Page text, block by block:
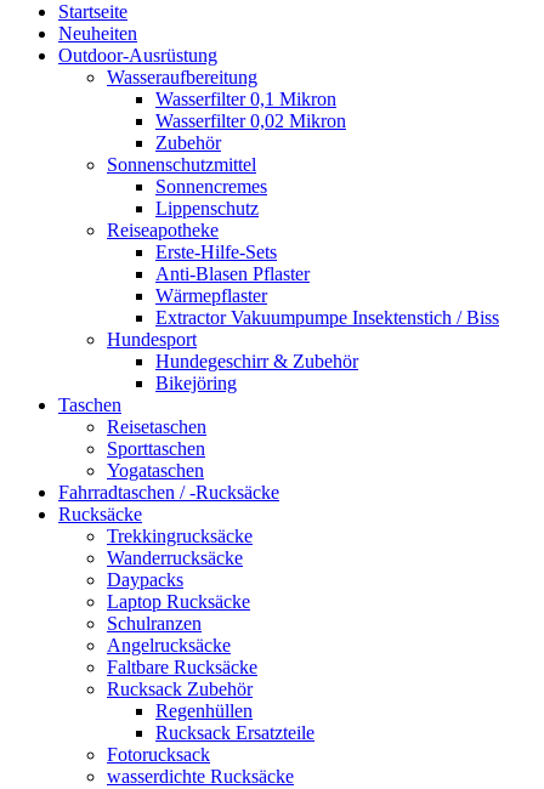
Startseite
Neuheiten
Outdoor-Ausrüstung
Wasseraufbereitung
Wasserfilter 0,1 Mikron
Wasserfilter 0,02 Mikron
Zubehör
Sonnenschutzmittel
Sonnencremes
Lippenschutz
Reiseapotheke
Erste-Hilfe-Sets
Anti-Blasen Pflaster
Wärmepflaster
Extractor Vakuumpumpe Insektenstich / Biss
Hundesport
Hundegeschirr & Zubehör
Bikejöring
Taschen
Reisetaschen
Sporttaschen
Yogataschen
Fahrradtaschen / -Rucksäcke
Rucksäcke
Trekkingrucksäcke
Wanderrucksäcke
Daypacks
Laptop Rucksäcke
Schulranzen
Angelrucksäcke
Faltbare Rucksäcke
Rucksack Zubehör
Regenhüllen
Rucksack Ersatzteile
Fotorucksack
wasserdichte Rucksäcke